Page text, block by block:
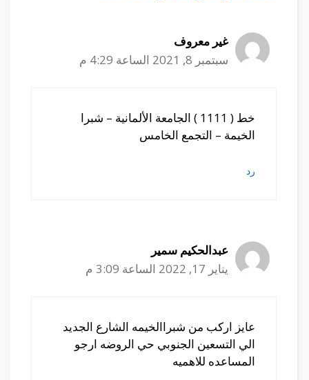
غير معروف
سبتمبر 8, 2021 الساعة 4:29 م
خط ( 1111 ) الجامعة الألمانية – شبرا
الخيمة – التجمع الخامس
رد
عبدالحكيم سمير
يناير 17, 2022 الساعة 3:09 م
عايز اركب من شبراالخيمه الشارع الجديد
الي التسعين الجنوبي حي الروضه ارجو
المساعده للاهميه